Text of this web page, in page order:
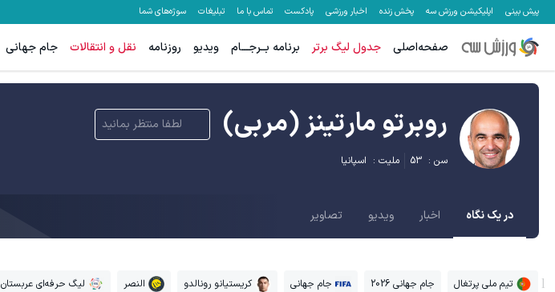
پیش بینی اپلیکیشن ورزش سه پخش زنده اخبار ورزشی پادکست تماس با ما تبلیغات سوژه‌های شما
صفحه‌اصلی جدول لیگ برتر برنامه بــرجـــام ویدیو روزنامه نقل و انتقالات جام جهانی
روبرتو مارتینز(مربی) لطفا منتظر بمانید
سن : 53 ملیت : اسپانیا
در یک نگاه اخبار ویدیو تصاویر
تیم ملی پرتغال جام جهانی 2026 جام جهانی کریستیانو رونالدو النصر لیگ حرفه‌ای عربستان